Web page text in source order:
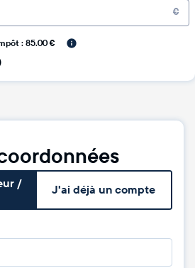
€
: 85.00 €
/
J'ai déjà un compte